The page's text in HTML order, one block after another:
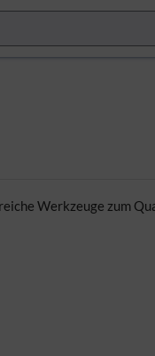
Werkzeuge zum